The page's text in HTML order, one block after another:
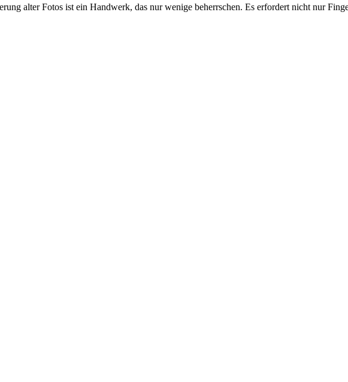
alter Fotos ist ein Handwerk, das nur wenige beherrschen. Es erfordert nicht nur